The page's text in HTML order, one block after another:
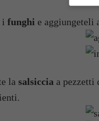
i funghi e
la salsiccia a pezzetti